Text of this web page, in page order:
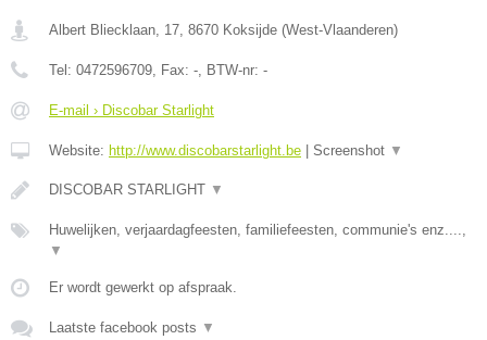
Albert Bliecklaan, 17, 8670 Koksijde (West-Vlaanderen)
Tel: 0472596709, Fax: -, BTW-nr: -
E-mail › Discobar Starlight
Website: http://www.discobarstarlight.be Screenshot ▼
DISCOBAR STARLIGHT ▼
Huwelijken, verjaardagfeesten, familiefeesten, communie's enz....,
▼
Er wordt gewerkt op afspraak.
Laatste facebook posts ▼